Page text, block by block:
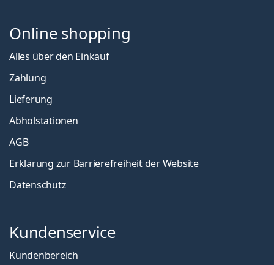
Online shopping
Alles über den Einkauf
Zahlung
Lieferung
Abholstationen
AGB
Erklärung zur Barrierefreiheit der Website
Datenschutz
Kundenservice
Kundenbereich